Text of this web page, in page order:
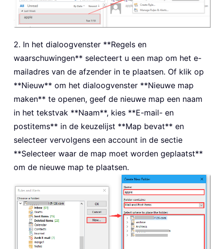
2. In het dialoogvenster **Regels en
waarschuwingen** selecteert u een map om het e-
mailadres van de afzender in te plaatsen. Of klik op
**Nieuw** om het dialoogvenster **Nieuwe map
maken** te openen, geef de nieuwe map een naam
in het tekstvak **Naam**, kies **E-mail- en
postitems** in de keuzelijst **Map bevat** en
selecteer vervolgens een account in de sectie
**Selecteer waar de map moet worden geplaatst**
om de nieuwe map te plaatsen.